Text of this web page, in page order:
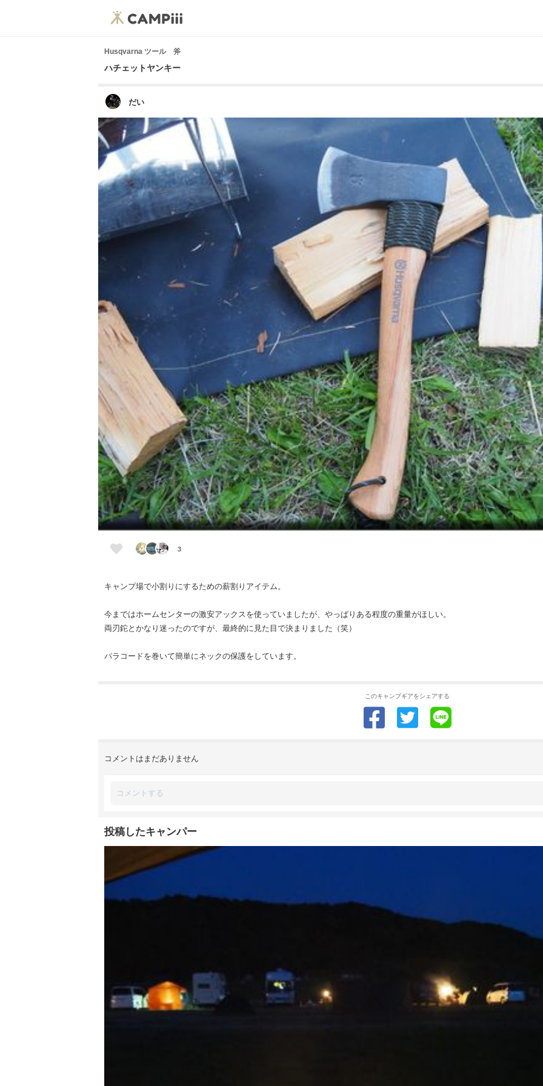
Husqvarna ツール 斧
ハチェットヤンキー
だい
3
キャンプ場で小割りにするための薪割りアイテム。
今まではホームセンターの激安アックスを使っていましたが、やっぱりある程度の重量がほしい。
両刃鉈とかなり迷ったのですが、最終的に見た目で決まりました（笑）
パラコードを巻いて簡単にネックの保護をしています。
このキャンプギアをシェアする
コメントはまだありません
投稿したキャンパー